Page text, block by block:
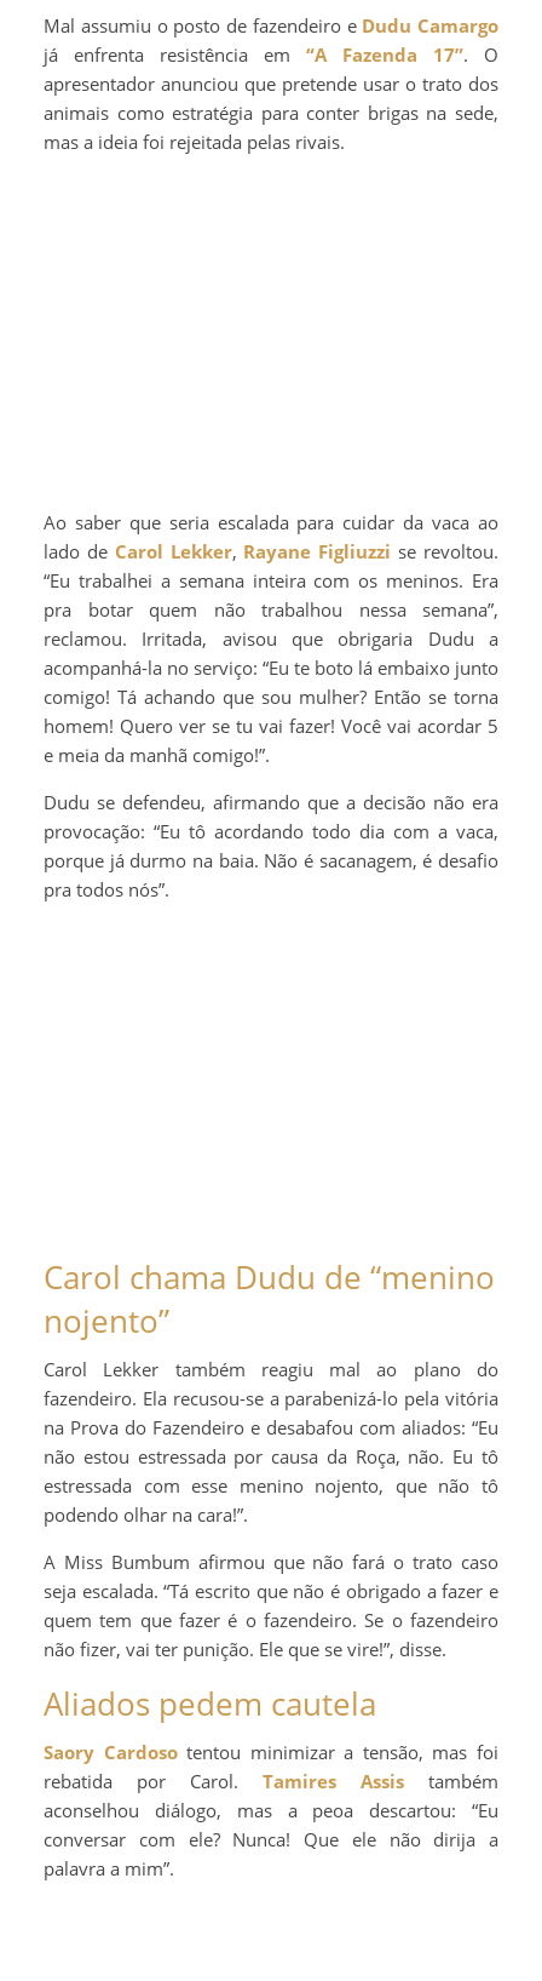
Mal assumiu o posto de fazendeiro e Dudu Camargo
já enfrenta resistência em “A Fazenda 17”. O
apresentador anunciou que pretende usar o trato dos
animais como estratégia para conter brigas na sede,
mas a ideia foi rejeitada pelas rivais.
Ao saber que seria escalada para cuidar da vaca ao
lado de Carol Lekker, Rayane Figliuzzi se revoltou.
“Eu trabalhei a semana inteira com os meninos. Era
pra botar quem não trabalhou nessa semana”,
reclamou. Irritada, avisou que obrigaria Dudu a
acompanhá-la no serviço: “Eu te boto lá embaixo junto
comigo! Tá achando que sou mulher? Então se torna
homem! Quero ver se tu vai fazer! Você vai acordar 5
e meia da manhã comigo!”.
Dudu se defendeu, afirmando que a decisão não era
provocação: “Eu tô acordando todo dia com a vaca,
porque já durmo na baia. Não é sacanagem, é desafio
pra todos nós”.
Carol chama Dudu de “menino
nojento”
Carol Lekker também reagiu mal ao plano do
fazendeiro. Ela recusou-se a parabenizá-lo pela vitória
na Prova do Fazendeiro e desabafou com aliados: “Eu
não estou estressada por causa da Roça, não. Eu tô
estressada com esse menino nojento, que não tô
podendo olhar na cara!”.
A Miss Bumbum afirmou que não fará o trato caso
seja escalada. “Tá escrito que não é obrigado a fazer e
quem tem que fazer é o fazendeiro. Se o fazendeiro
não fizer, vai ter punição. Ele que se vire!”, disse.
Aliados pedem cautela
Saory Cardosotentou minimizar a tensão, mas foi
rebatida por Carol. Tamires Assis também
aconselhou diálogo, mas a peoa descartou: “Eu
conversar com ele? Nunca! Que ele não dirija a
palavra a mim”.